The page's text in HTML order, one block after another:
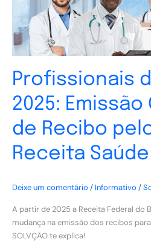
Profissionais
2025:
de Recibo
Receita Saúde
Deixe um comentário / Informativo /
A partir de 2025 a Receita Federal do
mudança na emissão dos recibos
SOLVÇÃO te explica!
pelo
App
Receita
Saúde